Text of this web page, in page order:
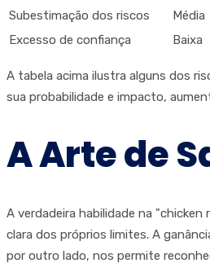
Subestimação dos riscos
Média
Excesso de confiança
Baixa
A tabela acima ilustra alguns dos
sua probabilidade e impacto,
A Arte de
A verdadeira habilidade na
clara dos próprios limites. A
por outro lado, nos permite